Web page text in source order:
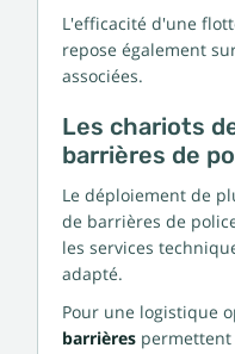
L'efficacité d'une
repose également
associées.
Les chariots
barrières de
Le déploiement de
de barrières de
les services
adapté.
Pour une logistique
barrières permettent